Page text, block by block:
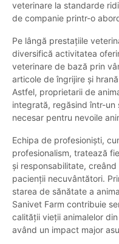
veterinare la standarde
de companie printr-o
Pe lângă prestațiile
diversifică activitatea
veterinare de bază prin
articole de îngrijire și
Astfel, proprietarii de
integrată, regăsind într-
necesar pentru nevoile
Echipa de profesioniști,
profesionalism, tratează
și responsabilitate,
pacienții necuvântători.
starea de sănătate a
Sanivet Farm contribuie
calității vieții animalelor
având un impact major